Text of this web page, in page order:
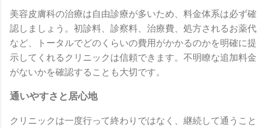
美容皮膚科の治療は自由診療が多いため、料金体系は必ず確
認しましょう。初診料、診察料、治療費、処方されるお薬代
など、トータルでどのくらいの費用がかかるのかを明確に提
示してくれるクリニックは信頼できます。不明瞭な追加料金
がないかを確認することも大切です。
通いやすさと居心地
クリニックは一度行って終わりではなく、継続して通うこと